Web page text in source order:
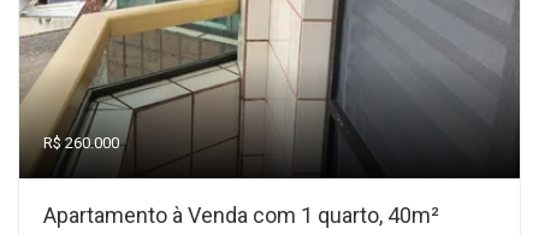
R$ 260.000
Apartamento à Venda com 1 quarto, 40m²